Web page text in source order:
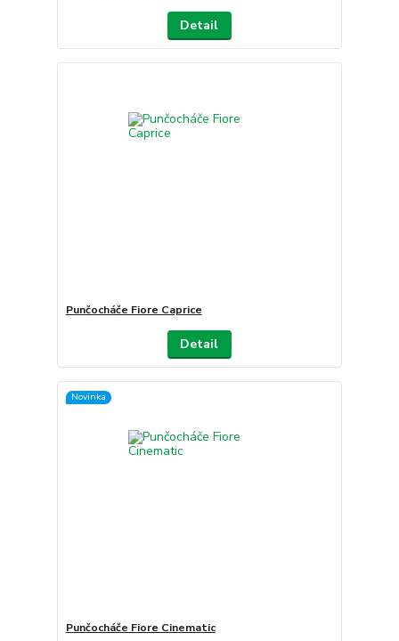
Detail
Punčocháče Fiore Caprice
Detail
Novinka
Punčocháče Fiore Cinematic